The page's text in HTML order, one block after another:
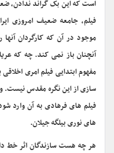
است که این بک گراند ندادن،
فیلم، جامعه ضعیف امروزی
موجود در آن که کارگردان آنها
آنچنان باز نمی کند. چه که
مفهوم ابتدایی فیلم امری
سازی از این نگره مقدس نیست.
فیلم های فرهادی به آن وارد
های نوری بیلگه جیلان.
هر چه هست سازندگان اثر خط